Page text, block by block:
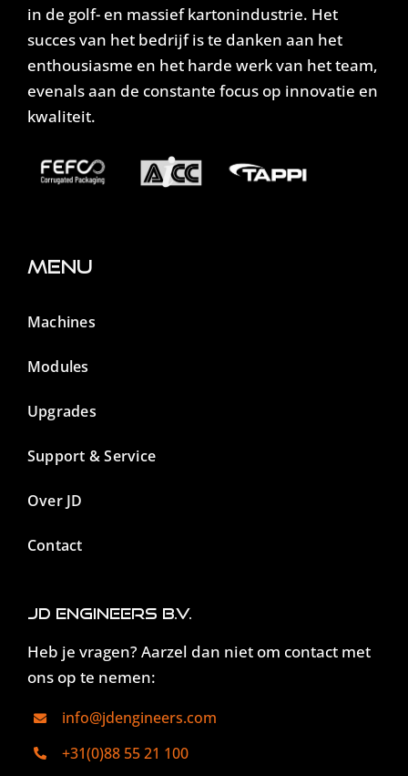
in de golf- en massief kartonindustrie. Het
succes van het bedrijf is te danken aan het
enthousiasme en het harde werk van het team,
evenals aan de constante focus op innovatie en
kwaliteit.
Menu
Machines
Modules
Upgrades
Support & Service
Over JD
Contact
JD Engineers B.V.
Heb je vragen? Aarzel dan niet om contact met
ons op te nemen:
info@jdengineers.com
+31(0)88 55 21 100